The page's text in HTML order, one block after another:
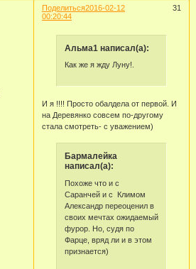
Поделиться 31
2016-02-12
00:20:44
Альма1 написал(а):
Как же я жду Луну!.
И я !!!! Просто обалдела от первой. И
на Деревянко совсем по-другому
стала смотреть- с уважением)
Бармалейка
написал(а):
Похоже что и с
Саранчей и с Климом
Александр переоценил в
своих мечтах ожидаемый
фурор. Но, судя по
Фарце, вряд ли и в этом
признается)